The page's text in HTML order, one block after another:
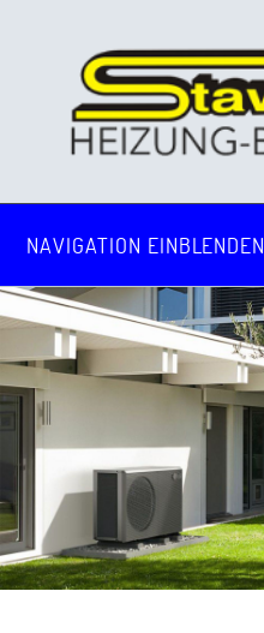
NAVIGATION EINBLENDEN